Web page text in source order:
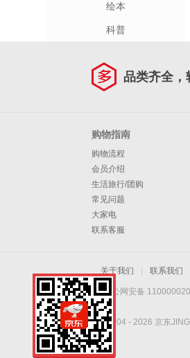
绘本
科普
品类齐全，
购物指南
购物流程
会员介绍
生活旅行/团购
常见问题
大家电
联系客服
关于我们 联系我们
京公网安备
Copyright © 2004 - 2026 京东
手机扫一扫，劲爆优